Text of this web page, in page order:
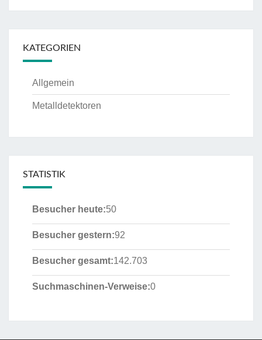
KATEGORIEN
Allgemein
Metalldetektoren
STATISTIK
Besucher heute:50
Besucher gestern:92
Besucher gesamt:142.703
Suchmaschinen-Verweise:0